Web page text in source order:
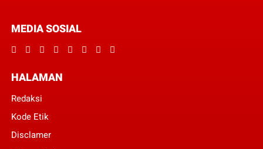
MEDIA SOSIAL
HALAMAN
Redaksi
Kode Etik
Disclamer